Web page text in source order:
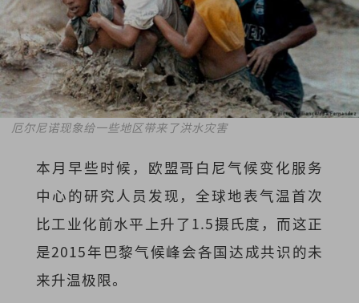
厄尔尼诺现象给一些地区带来了洪水灾害
本月早些时候，欧盟哥白尼气候变化服务
中心的研究人员发现，全球地表气温首次
比工业化前水平上升了1.5摄氏度，而这正
是2015年巴黎气候峰会各国达成共识的未
来升温极限。